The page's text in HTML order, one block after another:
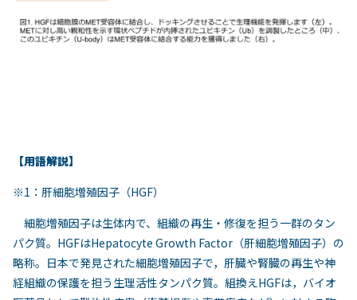
【用語解説】
※1：肝細胞増殖因子（HGF）
細胞増殖因子は生体内で、組織の再生・修復を担う一群のタン
パク質。HGFはHepatocyte Growth Factor（肝細胞増殖因子）の
略称。日本で発見された細胞増殖因子で，肝臓や腎臓の再生や神
経組織の保護を担う生理活性タンパク質。組換えHGFは，バイオ